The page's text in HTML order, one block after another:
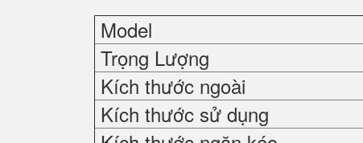
Model
Trọng Lượng
Kích thước ngoài
Kích thước sử dụng